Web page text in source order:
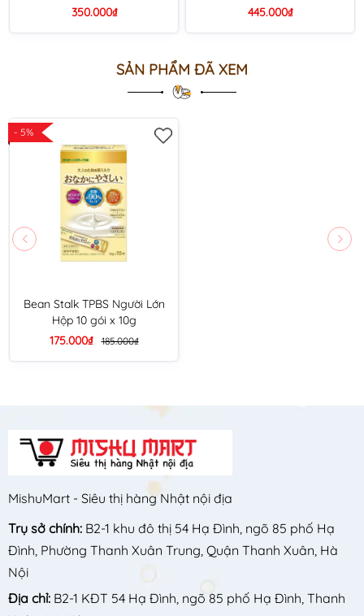
350.000₫
445.000₫
SẢN PHẨM ĐÃ XEM
- 5%
Bean Stalk TPBS Người Lớn
Hộp 10 gói x 10g
175.000₫
185.000₫
MishuMart - Siêu thị hàng Nhật nội địa
Trụ sở chính: B2-1 khu đô thị 54 Hạ Đình, ngõ 85 phố Hạ
Đình, Phường Thanh Xuân Trung, Quận Thanh Xuân, Hà
Nội
Địa chỉ: B2-1 KĐT 54 Hạ Đình, ngõ 85 phố Hạ Đình, Thanh